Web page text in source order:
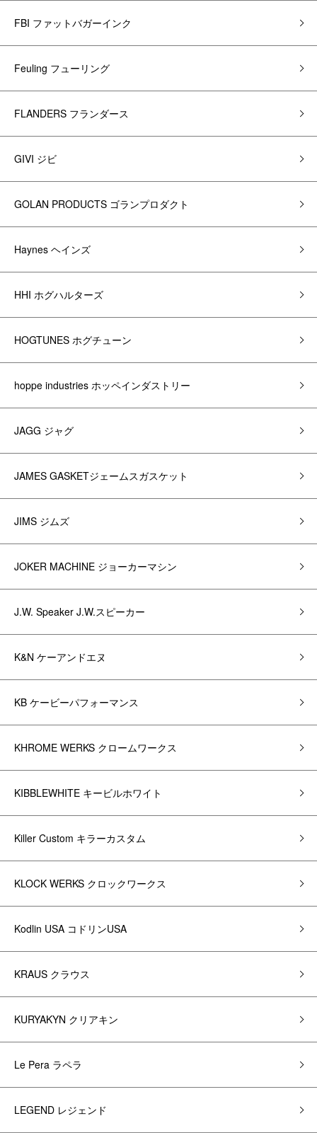
FBI ファットバガーインク
Feuling フューリング
FLANDERS フランダース
GIVI ジビ
GOLAN PRODUCTS ゴランプロダクト
Haynes ヘインズ
HHI ホグハルターズ
HOGTUNES ホグチューン
hoppe industries ホッペインダストリー
JAGG ジャグ
JAMES GASKETジェームスガスケット
JIMS ジムズ
JOKER MACHINE ジョーカーマシン
J.W. Speaker J.W.スピーカー
K&N ケーアンドエヌ
KB ケービーパフォーマンス
KHROME WERKS クロームワークス
KIBBLEWHITE キービルホワイト
Killer Custom キラーカスタム
KLOCK WERKS クロックワークス
Kodlin USA コドリンUSA
KRAUS クラウス
KURYAKYN クリアキン
Le Pera ラペラ
LEGEND レジェンド